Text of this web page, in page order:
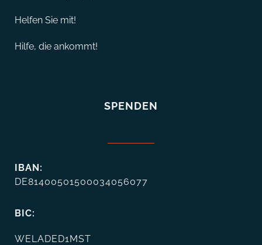
Helfen Sie mit!
Hilfe, die ankommt!
SPENDEN
IBAN:
DE81400501500034056077
BIC:
WELADED1MST